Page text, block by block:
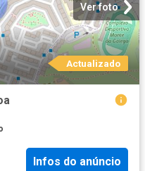
Ver foto
Actualizado
Infos do anúncio